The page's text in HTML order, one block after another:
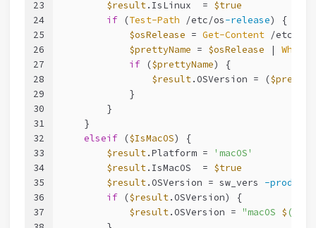
23
24
25
26
27
28
29
30
31
32
33
34
35
36
37
$result.IsLinux  = $true
if (Test-Path /etc/os-release) {
$osRelease = Get-Content /etc/os
$prettyName = $osRelease |
if ($prettyName) {
$result.OSVersion = (
            }
        }
    }
elseif ($IsMacOS) {
$result.Platform =
'macOS'
$result.IsMacOS  = $true
$result.OSVersion = sw_vers -
if ($result.OSVersion) {
$result.OSVersion = "macOS $ (